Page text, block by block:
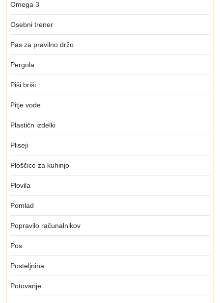
Omega 3
Osebni trener
Pas za pravilno držo
Pergola
Piši briši
Pitje vode
Plastičn izdelki
Pliseji
Ploščice za kuhinjo
Plovila
Pomlad
Popravilo računalnikov
Pos
Posteljnina
Potovanje